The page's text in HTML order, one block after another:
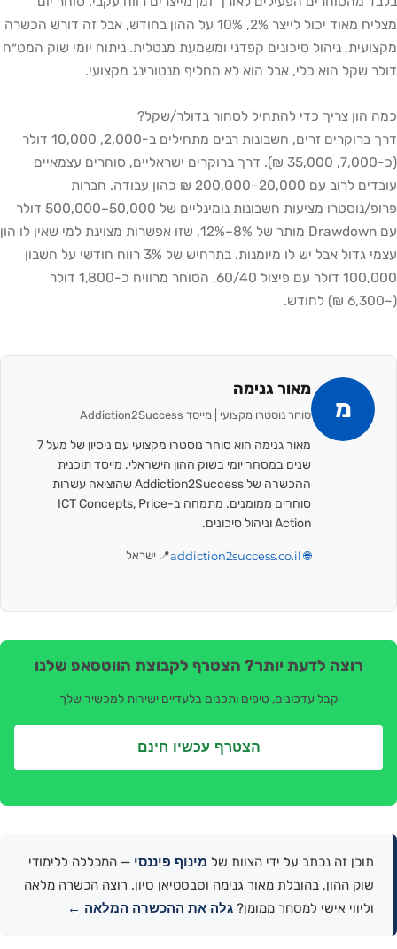
מצליח מאוד יכול לייצר 2%, 10% על ההון בחודש, אבל זה דורש הכשרה
מקצועית, ניהול סיכונים קפדני ומשמעת מנטלית. ניתוח יומי שוק המט״ח
דולר שקל הוא כלי, אבל הוא לא מחליף מנטורינג מקצועי.
כמה הון צריך כדי להתחיל לסחור בדולר/שקל?
דרך ברוקרים זרים, חשבונות רבים מתחילים ב-2,000, 10,000 דולר
(כ-7,000, 35,000 ₪). דרך ברוקרים ישראליים, סוחרים עצמאיים
עובדים לרוב עם 20,000–200,000 ₪ כהון עבודה. חברות
פרופ/נוסטרו מציעות חשבונות נומינליים של 50,000–500,000 דולר
עם Drawdown מותר של 8%–12%, שזו אפשרות מצוינת למי שאין לו הון
עצמי גדול אבל יש לו מיומנות. בתרחיש של 3% רווח חודשי על חשבון
100,000 דולר עם פיצול 60/40, הסוחר מרוויח כ-1,800 דולר
(~6,300 ₪) לחודש.
מ
מאור גנימה
סוחר נוסטרו מקצועי | מייסד Addiction2Success
מאור גנימה הוא סוחר נוסטרו מקצועי עם ניסיון של מעל 7
שנים במסחר יומי בשוק ההון הישראלי. מייסד תוכנית
ההכשרה של Addiction2Success שהוציאה עשרות
סוחרים ממומנים. מתמחה ב-ICT Concepts, Price
Action וניהול סיכונים.
🌐 addiction2success.co.il 📍 ישראל
רוצה לדעת יותר? הצטרף לקבוצת הווטסאפ שלנו
קבל עדכונים, טיפים ותכנים בלעדיים ישירות למכשיר שלך
הצטרף עכשיו חינם
תוכן זה נכתב על ידי הצוות של מינוף פיננסי — המכללה ללימודי
שוק ההון, בהובלת מאור גנימה וסבסטיאן סיון. רוצה הכשרה מלאה
וליווי אישי למסחר ממומן? גלה את ההכשרה המלאה ←